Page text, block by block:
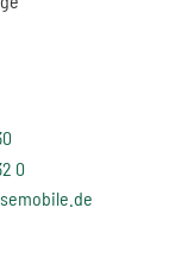
0